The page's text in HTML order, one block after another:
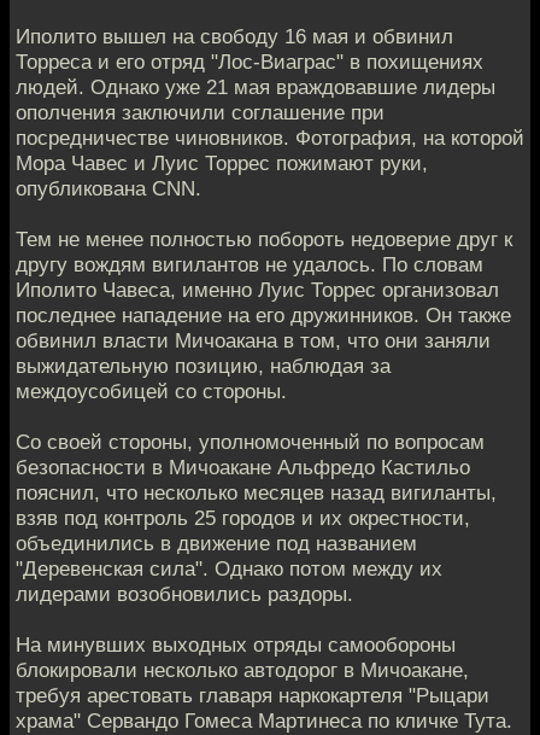
Иполито вышел на свободу 16 мая и обвинил
Торреса и его отряд "Лос-Виаграс" в похищениях
людей. Однако уже 21 мая враждовавшие лидеры
ополчения заключили соглашение при
посредничестве чиновников. Фотография, на которой
Мора Чавес и Луис Торрес пожимают руки,
опубликована CNN.
Тем не менее полностью побороть недоверие друг к
другу вождям вигилантов не удалось. По словам
Иполито Чавеса, именно Луис Торрес организовал
последнее нападение на его дружинников. Он также
обвинил власти Мичоакана в том, что они заняли
выжидательную позицию, наблюдая за
междоусобицей со стороны.
Со своей стороны, уполномоченный по вопросам
безопасности в Мичоакане Альфредо Кастильо
пояснил, что несколько месяцев назад вигиланты,
взяв под контроль 25 городов и их окрестности,
объединились в движение под названием
"Деревенская сила". Однако потом между их
лидерами возобновились раздоры.
На минувших выходных отряды самообороны
блокировали несколько автодорог в Мичоакане,
требуя арестовать главаря наркокартеля "Рыцари
храма" Сервандо Гомеса Мартинеса по кличке Тута.